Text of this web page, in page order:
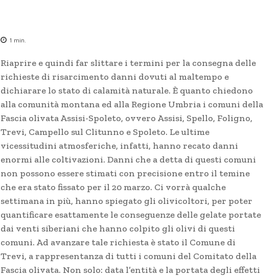
1 min.
Riaprire e quindi far slittare i termini per la consegna delle
richieste di risarcimento danni dovuti al maltempo e
dichiarare lo stato di calamità naturale. È quanto chiedono
alla comunità montana ed alla Regione Umbria i comuni della
Fascia olivata Assisi-Spoleto, ovvero Assisi, Spello, Foligno,
Trevi, Campello sul Clitunno e Spoleto. Le ultime
vicessitudini atmosferiche, infatti, hanno recato danni
enormi alle coltivazioni. Danni che a detta di questi comuni
non possono essere stimati con precisione entro il temine
che era stato fissato per il 20 marzo. Ci vorrà qualche
settimana in più, hanno spiegato gli olivicoltori, per poter
quantificare esattamente le conseguenze delle gelate portate
dai venti siberiani che hanno colpito gli olivi di questi
comuni. Ad avanzare tale richiesta è stato il Comune di
Trevi, a rappresentanza di tutti i comuni del Comitato della
Fascia olivata. Non solo: data l’entità e la portata degli effetti